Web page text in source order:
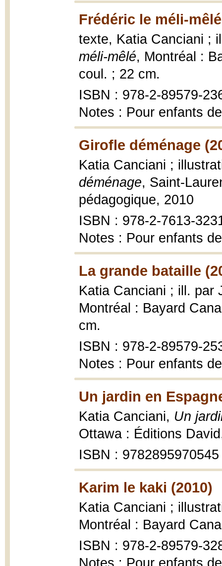
Frédéric le méli-
texte, Katia Canciani ;
méli-mêlé, Montréal :
coul. ; 22 cm.
ISBN : 978-2-89579-
Notes : Pour enfants
Girofle déménage
Katia Canciani ;
déménage, Saint-
pédagogique, 2010
ISBN : 978-2-7613-
Notes : Pour enfants
La grande bataille
Katia Canciani ; ill.
Montréal : Bayard
cm.
ISBN : 978-2-89579-
Notes : Pour enfants
Un jardin en
Katia Canciani, Un
Ottawa : Éditions
ISBN : 9782895970545
Karim le kaki (2010)
Katia Canciani ;
Montréal : Bayard
ISBN : 978-2-89579-
Notes : Pour enfants